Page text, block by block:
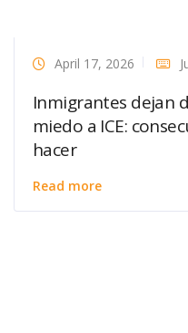
April 17, 2026
Inmigrantes dejan
miedo a ICE:
hacer
Read more